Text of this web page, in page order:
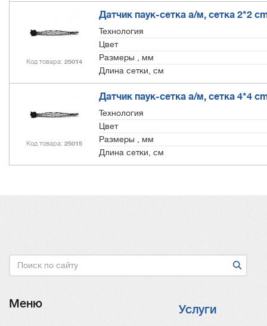
Код товара 25014
Датчик паук-сетка а/м, сетка 2*2
Технология
Цвет
Размеры , мм
Длина сетки, см
Код товара 25015
Датчик паук-сетка а/м, сетка 4*4
Технология
Цвет
Размеры , мм
Длина сетки, см
Поиск
Меню
Услуги